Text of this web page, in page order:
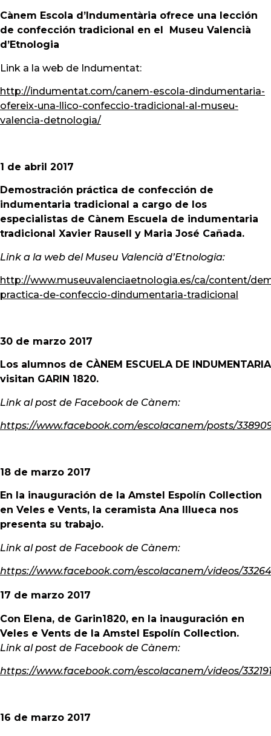
Cànem Escola d’Indumentària ofrece una lección
de confección tradicional en el Museu Valencià
d’Etnologia
Link a la web de Indumentat:
http://indumentat.com/canem-escola-dindumentaria-
ofereix-una-llico-confeccio-tradicional-al-museu-
valencia-detnologia/
1 de abril 2017
Demostración práctica de confección de
indumentaria tradicional a cargo de los
especialistas de Cànem Escuela de indumentaria
tradicional Xavier Rausell y Maria José Cañada.
Link a la web del Museu Valencià d’Etnologia:
http://www.museuvalenciaetnologia.es/ca/content/
practica-de-confeccio-dindumentaria-tradicional
30 de marzo 2017
Los alumnos de CÀNEM ESCUELA DE INDUMENTARIA
visitan GARIN 1820.
Link al post de Facebook de Cànem:
https://www.facebook.com/escolacanem/posts/
18 de marzo 2017
En la inauguración de la Amstel Espolín Collection
en Veles e Vents, la ceramista Ana Illueca nos
presenta su trabajo.
Link al post de Facebook de Cànem:
https://www.facebook.com/escolacanem/videos/
17 de marzo 2017
Con Elena, de Garin1820, en la inauguración en
Veles e Vents de la Amstel Espolín Collection.
Link al post de Facebook de Cànem:
https://www.facebook.com/escolacanem/videos/
16 de marzo 2017